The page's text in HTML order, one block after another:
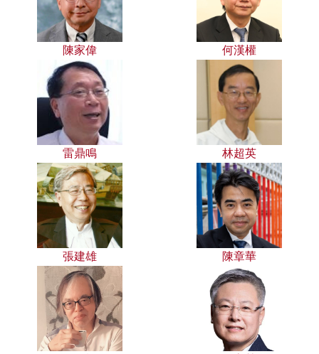
陳家偉 何漢權
雷鼎鳴 林超英
張建雄 陳章華